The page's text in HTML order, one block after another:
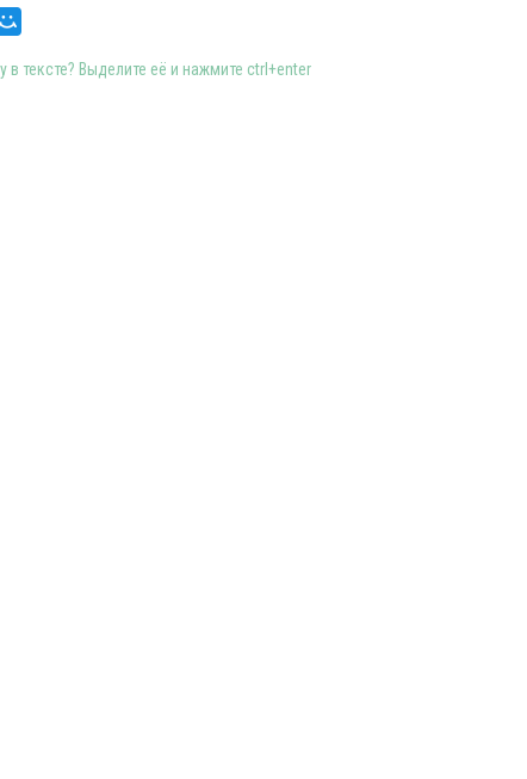
в тексте? Выделите её и нажмите ctrl+enter